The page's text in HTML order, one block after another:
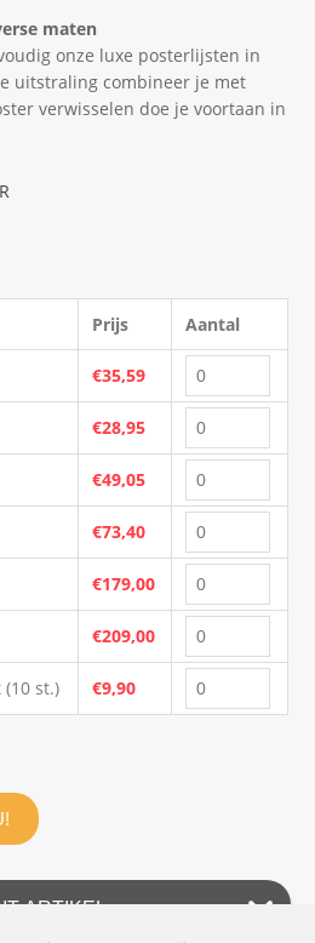
maten
onze luxe posterlijsten in
uitstraling combineer je met
verwisselen doe je voortaan in
Prijs Aantal
€35,59
€28,95
€49,05
€73,40
€179,00
€209,00
st.) €9,90
ARTIKEL